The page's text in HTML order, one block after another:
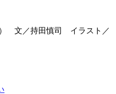
） 文／持田慎司 イラスト／